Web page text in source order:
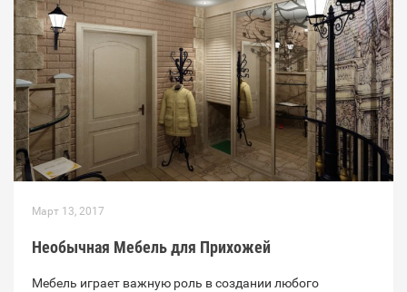
Март 13, 2017
Необычная Мебель для Прихожей
Мебель играет важную роль в создании любого